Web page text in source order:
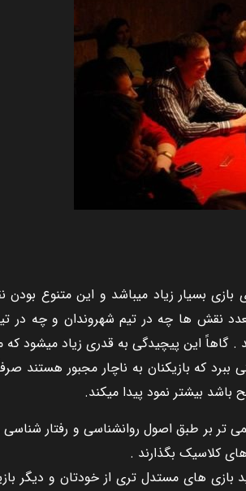
بسيار زياد ميباشد و اين متنوع
نقش ها چه در تيم شهروندان و چه در تيم
. گاهاً اين پيچيدگی به قدری زياد ميشود
ببرد که بازيکنان به ناچار مجبور هستند
بيشتر نمود پيدا ميکند.
تر بر طبق اصول روانشناسی و رفتار شناسی
کلاسيک بگذارند .
بازی های مستدل تری از خودتان و ديگر